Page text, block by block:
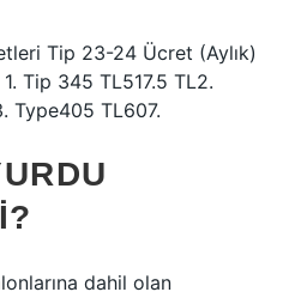
Tip 23-24 Ücret (Aylık)
Tip 345 TL517.5 TL2.
Type405 TL607.
dahil olan